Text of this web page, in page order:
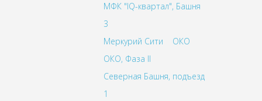
МФК "IQ-квартал", Башня
3
Меркурий Сити
ОКО
ОКО, Фаза II
Северная Башня, подъезд
1